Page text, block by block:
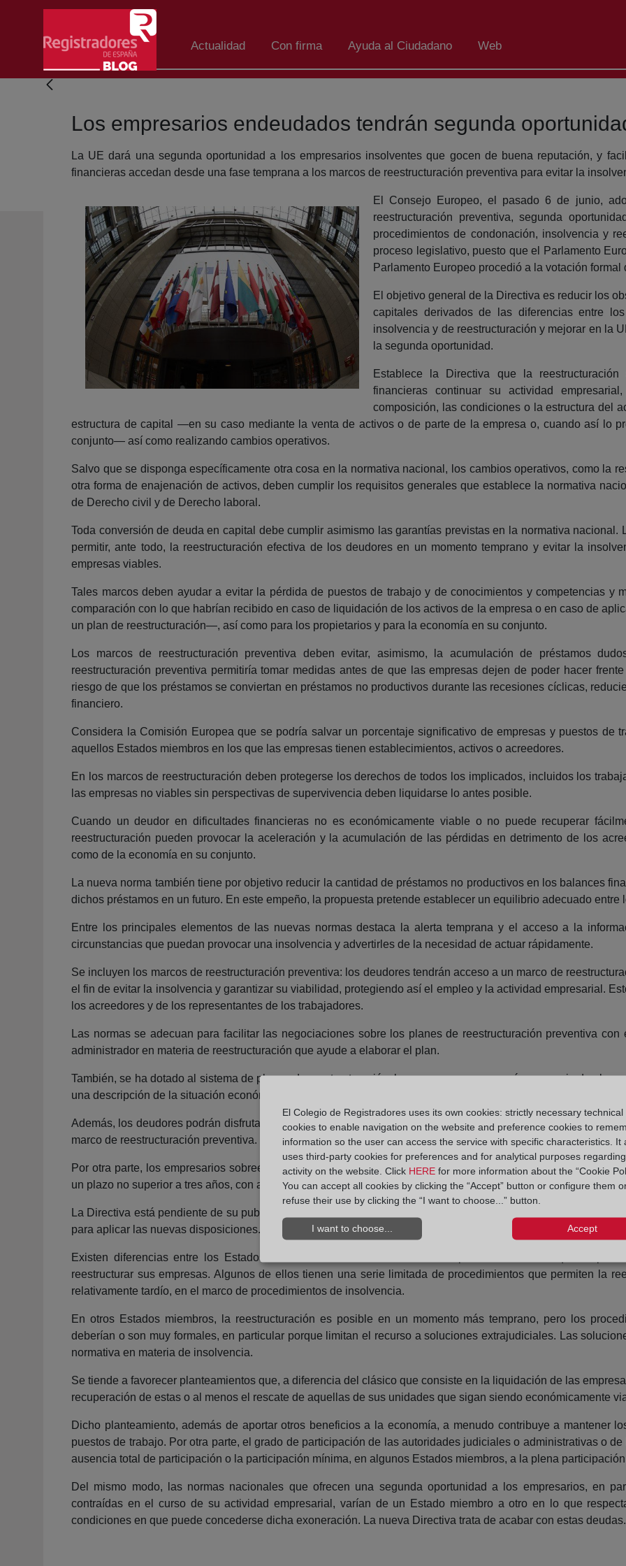
Skip to Main Content
Actualidad Con firma Ayuda al Ciudadano Web
Los empresarios endeudados tendrán segunda
La UE dará una segunda oportunidad a los empresarios insolventes que gocen de buena reputación, y
financieras accedan desde una fase temprana a los marcos de reestructuración preventiva para evitar la
El Consejo Europeo, el pasado 6 de junio,
reestructuración preventiva, segunda
procedimientos de condonación, insolvencia y
proceso legislativo, puesto que el Parlamento
Parlamento Europeo procedió a la votación
El objetivo general de la Directiva es reducir los
capitales derivados de las diferencias entre
insolvencia y de reestructuración y mejorar en la
la segunda oportunidad.
Establece la Directiva que la
financieras continuar su actividad
composición, las condiciones o la estructura del
estructura de capital ―en su caso mediante la venta de activos o de parte de la empresa o, cuando así lo
conjunto― así como realizando cambios operativos.
Salvo que se disponga específicamente otra cosa en la normativa nacional, los cambios operativos, como la
otra forma de enajenación de activos, deben cumplir los requisitos generales que establece la normativa
de Derecho civil y de Derecho laboral.
Toda conversión de deuda en capital debe cumplir asimismo las garantías previstas en la normativa nacional.
permitir, ante todo, la reestructuración efectiva de los deudores en un momento temprano y evitar la
empresas viables.
Tales marcos deben ayudar a evitar la pérdida de puestos de trabajo y de conocimientos y competencias y
comparación con lo que habrían recibido en caso de liquidación de los activos de la empresa o en caso de
un plan de reestructuración―, así como para los propietarios y para la economía en su conjunto.
Los marcos de reestructuración preventiva deben evitar, asimismo, la acumulación de préstamos
reestructuración preventiva permitiría tomar medidas antes de que las empresas dejen de poder hacer
riesgo de que los préstamos se conviertan en préstamos no productivos durante las recesiones cíclicas,
financiero.
Considera la Comisión Europea que se podría salvar un porcentaje significativo de empresas y puestos de
aquellos Estados miembros en los que las empresas tienen establecimientos, activos o acreedores.
En los marcos de reestructuración deben protegerse los derechos de todos los implicados, incluidos los
las empresas no viables sin perspectivas de supervivencia deben liquidarse lo antes posible.
Cuando un deudor en dificultades financieras no es económicamente viable o no puede recuperar
reestructuración pueden provocar la aceleración y la acumulación de las pérdidas en detrimento de los
como de la economía en su conjunto.
La nueva norma también tiene por objetivo reducir la cantidad de préstamos no productivos en los balances
dichos préstamos en un futuro. En este empeño, la propuesta pretende establecer un equilibrio adecuado entre
Entre los principales elementos de las nuevas normas destaca la alerta temprana y el acceso a la
circunstancias que puedan provocar una insolvencia y advertirles de la necesidad de actuar rápidamente.
Se incluyen los marcos de reestructuración preventiva: los deudores tendrán acceso a un marco de
el fin de evitar la insolvencia y garantizar su viabilidad, protegiendo así el empleo y la actividad empresarial.
los acreedores y de los representantes de los trabajadores.
Las normas se adecuan para facilitar las negociaciones sobre los planes de reestructuración preventiva
administrador en materia de reestructuración que ayude a elaborar el plan.
También, se ha dotado al sistema de planes de reestructuración: las nuevas normas prevén una serie de
una descripción de la situación económica, mención de las partes afectadas y sus categorías o las condiciones
Además, los deudores podrán disfrutar de una suspensión de las ejecuciones singulares para favorecer las
marco de reestructuración preventiva. La duración inicial máxima de una suspensión de ejecuciones singulares
Por otra parte, los empresarios sobreendeudados tendrán acceso al menos a un procedimiento que pueda
un plazo no superior a tres años, con arreglo a las condiciones establecidas en la Directiva.
La Directiva está pendiente de su publicación en el Diario Oficial de la Unión Europea (DOUE). Los Estados
para aplicar las nuevas disposiciones. No obstante, en casos debidamente justificados, se podrá solicitar a la
Existen diferencias entre los Estados miembros en cuanto al abanico de procedimientos de que
reestructurar sus empresas. Algunos de ellos tienen una serie limitada de procedimientos que permiten la
relativamente tardío, en el marco de procedimientos de insolvencia.
En otros Estados miembros, la reestructuración es posible en un momento más temprano, pero los
deberían o son muy formales, en particular porque limitan el recurso a soluciones extrajudiciales. Las
normativa en materia de insolvencia.
Se tiende a favorecer planteamientos que, a diferencia del clásico que consiste en la liquidación de las
recuperación de estas o al menos el rescate de aquellas de sus unidades que sigan siendo económicamente
Dicho planteamiento, además de aportar otros beneficios a la economía, a menudo contribuye a mantener
puestos de trabajo. Por otra parte, el grado de participación de las autoridades judiciales o administrativas o
ausencia total de participación o la participación mínima, en algunos Estados miembros, a la plena
Del mismo modo, las normas nacionales que ofrecen una segunda oportunidad a los empresarios, en
contraídas en el curso de su actividad empresarial, varían de un Estado miembro a otro en lo que
condiciones en que puede concederse dicha exoneración. La nueva Directiva trata de acabar con estas deudas.
El Colegio de Registradores uses its own cookies: strictly necessary technical
cookies to enable navigation on the website and preference cookies to
information so the user can access the service with specific characteristics. It
uses third-party cookies for preferences and for analytical purposes
activity on the website. Click HERE for more information about the “Cookie
You can accept all cookies by clicking the “Accept” button or configure them
refuse their use by clicking the “I want to choose...” button.
I want to choose... Accept